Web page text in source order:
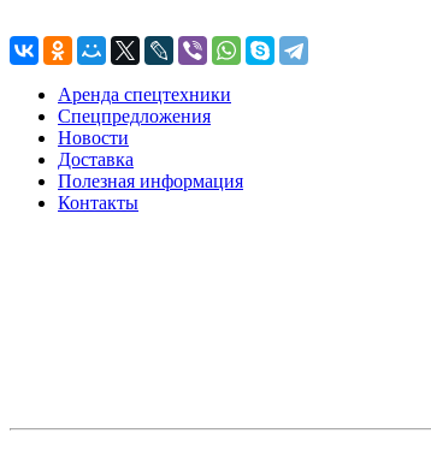
Аренда спецтехники
Спецпредложения
Новости
Доставка
Полезная информация
Контакты